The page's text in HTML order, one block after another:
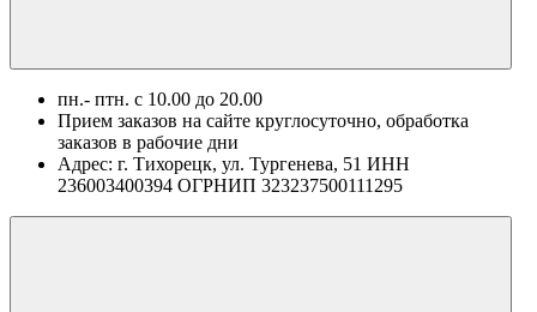
пн.- птн. c 10.00 до 20.00
Прием заказов на сайте круглосуточно, обработка
заказов в рабочие дни
Адрес: г. Тихорецк, ул. Тургенева, 51 ИНН
236003400394 ОГРНИП 323237500111295